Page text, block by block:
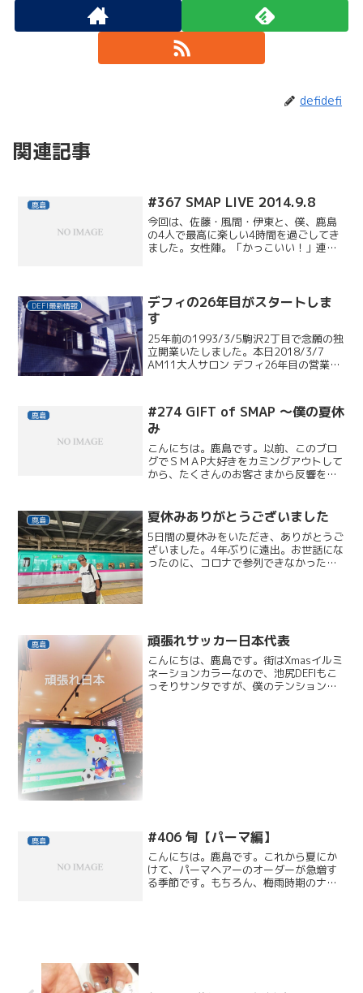
defidefi
関連記事
鹿島 #367 SMAP LIVE 2014.9.8
今回は、佐藤・風間・伊東と、僕、鹿島
の4人で最高に楽しい4時間を過ごしてき
ました。女性陣。「かっこいい！」連
並んでグッズを買っ...
DEFI最新情報
デフィの26年目がスタートしま
す
25年前の1993/3/5駒沢2丁目で念願の独
立開業いたしました。本日2018/3/7
AM11大人サロン デフィ26年目の営業を
から大手全国チェーンサロンで店長～マ...
鹿島
#274 GIFT of SMAP ～僕の夏休
み
こんにちは。鹿島です。以前、このブロ
グでＳＭＡP大好きをカミングアウトして
から、たくさんのお客さまから反響をい
in 東京ドーム！！初日の9/26、早...
鹿島 夏休みありがとうございました
5日間の夏休みをいただき、ありがとうご
ざいました。4年ぶりに遠出。お世話にな
ったのに、コロナで参列できなかった義
鹿島 頑張れサッカー日本代表
こんにちは、鹿島です。街はXmasイルミ
ネーションカラーなので、池尻DEFIもこ
っそりサンタですが、僕のテンションは
鹿島 #406 旬【パーマ編】
こんにちは。鹿島です。これから夏にか
けて、パーマヘアーのオーダーが急増す
る季節です。もちろん、梅雨時期のナノ